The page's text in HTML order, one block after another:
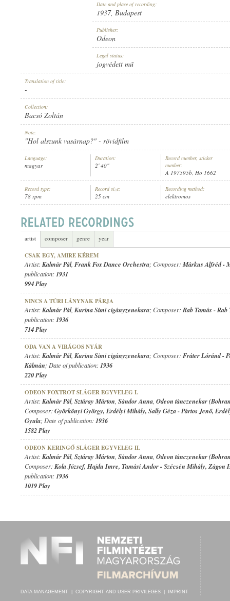
ARTIST: ODEON TÁNCZENEKAR (BOHRANDT-WEIDINGER)
A 197595B
Date and place of recording:
1937, Budapest
Publisher:
Odeon
Legal status:
jogvédett mű
Translation of title:
-
Collection:
Bacsó Zoltán
Note:
"Hol alszunk vasárnap?" - rövidfilm
Language:
magyar
Duration:
2' 40"
Record number, sticker
number:
A 197595b, Ho 1662
Record type:
78 rpm
Record size:
25 cm
Recording method:
elektromos
artist composer genre year
CSAK EGY, AMIRE KÉREM
Artist: Kalmár Pál, Frank Fox Dance Orchestra; Composer: Márkus Alfréd-
publication: 1931
994 Play
NINCS A TÚRI LÁNYNAK PÁRJA
Artist: Kalmár Pál, Kurina Simi cigányzenekara; Composer: Rab Tamás -Rab
publication: 1936
714 Play
ODA VAN A VIRÁGOS NYÁR
Artist: Kalmár Pál, Kurina Simi cigányzenekara; Composer: Fráter Lóránd-
Kálmán; Date of publication: 1936
220 Play
ODEON FOXTROT SLÁGER EGYVELEG I.
Artist: Kalmár Pál, Sztáray Márton Sándor Anna Odeon tánczenekar
Composer: Györkönyi György, Erdélyi Mihály, Sally Géza-Pártos Jenő,
Gyula; Date of publication: 1936
1582 Play
ODEON KERINGŐ SLÁGER EGYVELEG II.
Artist: Kalmár Pál, Sztáray Márton Sándor Anna Odeon tánczenekar
Composer: Kola József, Hajdu Imre, Tamási Andor-Szécsén Mihály, Zágon
publication: 1936
1019 Play
DATA MANAGEMENT COPYRIGHT AND USER PRIVILEGES IMPRINT